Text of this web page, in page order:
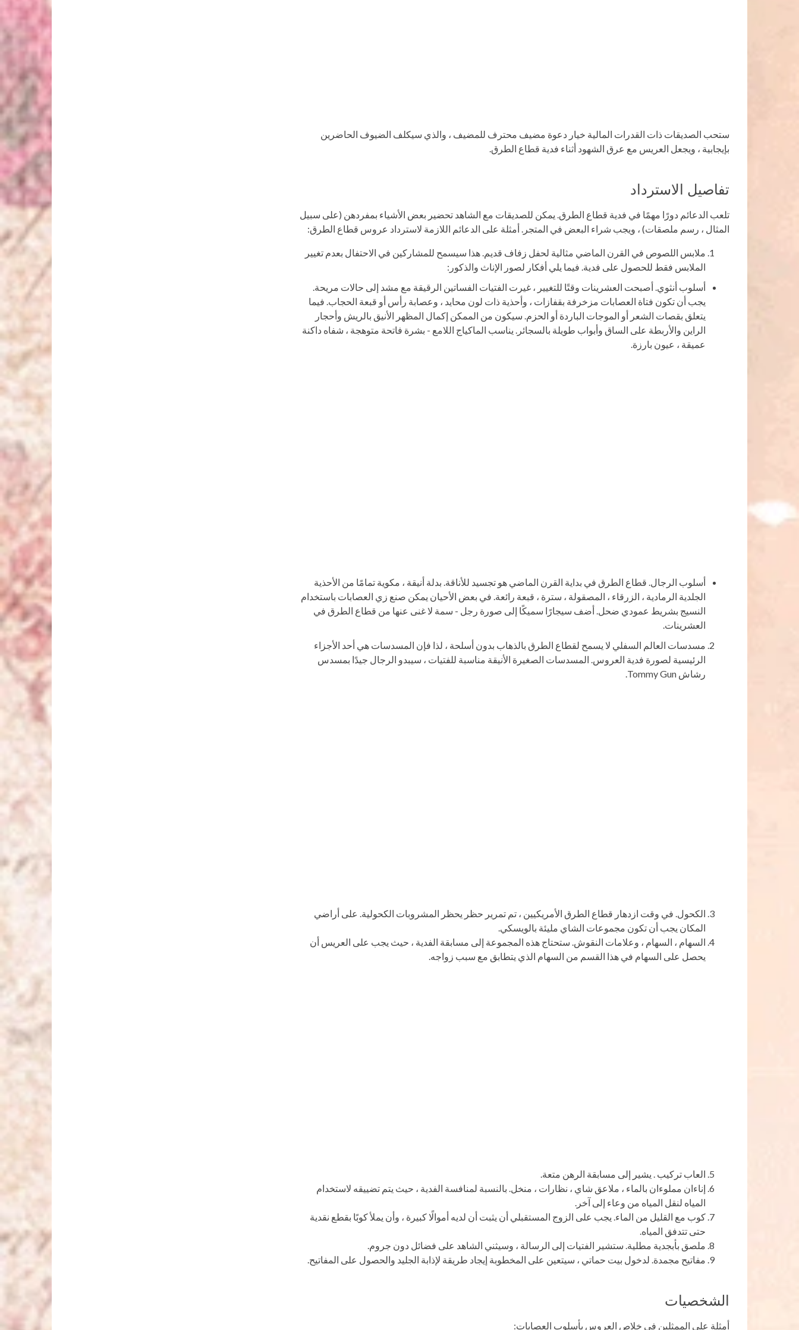
ستحب الصديقات ذات القدرات المالية خيار دعوة مضيف محترف للمضيف ، والذي سيكلف الضيوف الحاضرين
بإيجابية ، ويجعل العريس مع عرق الشهود أثناء فدية قطاع الطرق.
تفاصيل الاسترداد
تلعب الدعائم دورًا مهمًا في فدية قطاع الطرق. يمكن للصديقات مع الشاهد تحضير بعض الأشياء بمفردهن (على سبيل
المثال ، رسم ملصقات) ، ويجب شراء البعض في المتجر. أمثلة على الدعائم اللازمة لاسترداد عروس قطاع الطرق:
ملابس اللصوص في القرن الماضي مثالية لحفل زفاف قديم. هذا سيسمح للمشاركين في الاحتفال بعدم تغيير
الملابس فقط للحصول على فدية. فيما يلي أفكار لصور الإناث والذكور:
أسلوب أنثوي. أصبحت العشرينات وقتًا للتغيير ، غيرت الفتيات الفساتين الرقيقة مع مشد إلى حالات مريحة.
يجب أن تكون فتاة العصابات مزخرفة بقفازات ، وأحذية ذات لون محايد ، وعصابة رأس أو قبعة الحجاب. فيما
يتعلق بقصات الشعر أو الموجات الباردة أو الحزم. سيكون من الممكن إكمال المظهر الأنيق بالريش وأحجار
الراين والأربطة على الساق وأبواب طويلة بالسجائر. يناسب الماكياج اللامع - بشرة فاتحة متوهجة ، شفاه داكنة
عميقة ، عيون بارزة.
أسلوب الرجال. قطاع الطرق في بداية القرن الماضي هو تجسيد للأناقة. بدلة أنيقة ، مكوية تمامًا من الأحذية
الجلدية الرمادية ، الزرقاء ، المصقولة ، سترة ، قبعة رائعة. في بعض الأحيان يمكن صنع زي العصابات باستخدام
النسيج بشريط عمودي ضحل. أضف سيجارًا سميكًا إلى صورة رجل - سمة لا غنى عنها من قطاع الطرق في
العشرينات.
مسدسات العالم السفلي لا يسمح لقطاع الطرق بالذهاب بدون أسلحة ، لذا فإن المسدسات هي أحد الأجزاء
الرئيسية لصورة فدية العروس. المسدسات الصغيرة الأنيقة مناسبة للفتيات ، سيبدو الرجال جيدًا بمسدس
رشاش Tommy Gun.
الكحول. في وقت ازدهار قطاع الطرق الأمريكيين ، تم تمرير حظر يحظر المشروبات الكحولية. على أراضي
المكان يجب أن تكون مجموعات الشاي مليئة بالويسكي.
السهام ، السهام ، وعلامات النقوش. ستحتاج هذه المجموعة إلى مسابقة الفدية ، حيث يجب على العريس أن
يحصل على السهام في هذا القسم من السهام الذي يتطابق مع سبب زواجه.
العاب تركيب . يشير إلى مسابقة الرهن متعة.
إناءان مملوءان بالماء ، ملاعق شاي ، نظارات ، منخل. بالنسبة لمنافسة الفدية ، حيث يتم تضييقه لاستخدام
المياه لنقل المياه من وعاء إلى آخر.
كوب مع القليل من الماء. يجب على الزوج المستقبلي أن يثبت أن لديه أموالًا كبيرة ، وأن يملأ كوبًا بقطع نقدية
حتى تتدفق المياه.
ملصق بأبجدية مطلية. ستشير الفتيات إلى الرسالة ، وسيثني الشاهد على فضائل دون جروم.
مفاتيح مجمدة. لدخول بيت حماتي ، سيتعين على المخطوبة إيجاد طريقة لإذابة الجليد والحصول على المفاتيح.
الشخصيات
أمثلة على الممثلين في خلاص العروس بأسلوب العصابات: